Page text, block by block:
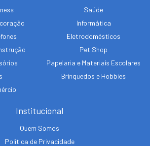
Saúde
Informática
Eletrodomésticos
Pet Shop
Papelaria e Materiais Escolares
Brinquedos e Hobbies
Institucional
Quem Somos
Política de Privacidade